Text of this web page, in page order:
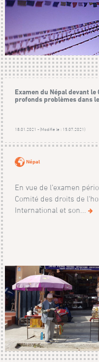
Examen du Népal devant le
profonds problèmes dans
18.01.2021 - (Modifié le : 15.07.2021)
Népal
En vue de l’examen
Comité des droits de
International et son...